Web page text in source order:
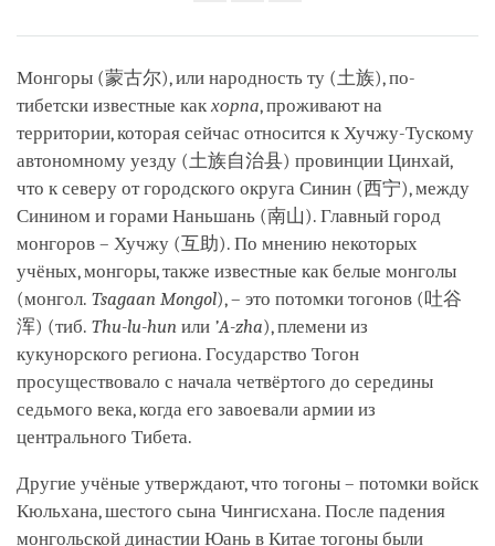
on
Монгоры (蒙古尔), или народность ту (土族), по-
тибетски известные как хорпа, проживают на
территории, которая сейчас относится к Хучжу-Тускому
автономному уезду (土族自治县) провинции Цинхай,
что к северу от городского округа Синин (西宁), между
Синином и горами Наньшань (南山). Главный город
монгоров – Хучжу (互助). По мнению некоторых
учёных, монгоры, также известные как белые монголы
(монгол. Tsagaan Mongol), – это потомки тогонов (吐谷
浑) (тиб. Thu-lu-hun или ’A-zha), племени из
кукунорского региона. Государство Тогон
просуществовало с начала четвёртого до середины
седьмого века, когда его завоевали армии из
центрального Тибета.
Другие учёные утверждают, что тогоны – потомки войск
Кюльхана, шестого сына Чингисхана. После падения
монгольской династии Юань в Китае тогоны были